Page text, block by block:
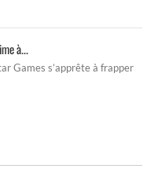
à...
Games s’apprête à frapper